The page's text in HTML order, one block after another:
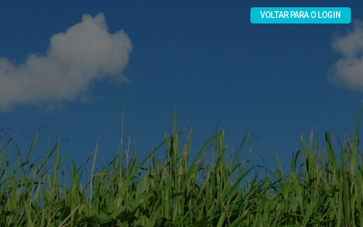
VOLTAR PARA O LOGIN